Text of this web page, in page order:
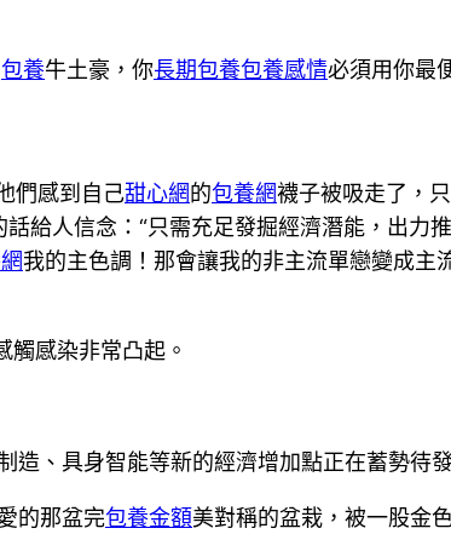
包養牛土豪，你長期包養包養感情必須用你最
們感到自己甜心網的包養網襪子被吸走了，
給人信念：“只需充足發掘經濟潛能，出力
我的主色調！那會讓我的非主流單戀變成主
觸感染非常凸起。
、具身智能等新的經濟增加點正在蓄勢待發
的那盆完包養金額美對稱的盆栽，被一股金